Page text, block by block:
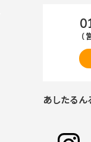
(
あしたるん